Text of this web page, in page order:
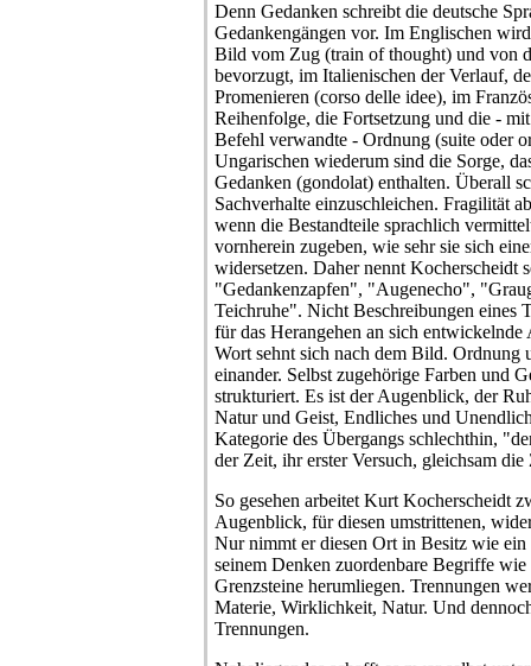
Denn Gedanken schreibt die deutsche
Gedankengängen vor. Im Englischen
Bild vom Zug (train of thought) und von
bevorzugt, im Italienischen der Verlauf,
Promenieren (corso delle idee), im
Reihenfolge, die Fortsetzung und die -
Befehl verwandte - Ordnung (suite oder
Ungarischen wiederum sind die Sorge,
Gedanken (gondolat) enthalten. Überall
Sachverhalte einzuschleichen. Fragilität
wenn die Bestandteile sprachlich
vornherein zugeben, wie sehr sie sich
widersetzen. Daher nennt Kocherscheidt
"Gedankenzapfen", "Augenecho",
Teichruhe". Nicht Beschreibungen eines
für das Herangehen an sich
Wort sehnt sich nach dem Bild. Ordnung
einander. Selbst zugehörige Farben und
strukturiert. Es ist der Augenblick, der
Natur und Geist, Endliches und
Kategorie des Übergangs schlechthin,
der Zeit, ihr erster Versuch, gleichsam
So gesehen arbeitet Kurt Kocherscheidt
Augenblick, für diesen umstrittenen,
Nur nimmt er diesen Ort in Besitz wie
seinem Denken zuordenbare Begriffe
Grenzsteine herumliegen. Trennungen
Materie, Wirklichkeit, Natur. Und
Trennungen.